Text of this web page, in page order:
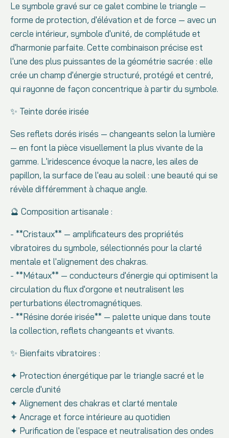
Le symbole gravé sur ce galet combine le triangle —
forme de protection, d'élévation et de force — avec un
cercle intérieur, symbole d'unité, de complétude et
d'harmonie parfaite. Cette combinaison précise est
l'une des plus puissantes de la géométrie sacrée : elle
crée un champ d'énergie structuré, protégé et centré,
qui rayonne de façon concentrique à partir du symbole.
✨ Teinte dorée irisée
Ses reflets dorés irisés — changeants selon la lumière
— en font la pièce visuellement la plus vivante de la
gamme. L'iridescence évoque la nacre, les ailes de
papillon, la surface de l'eau au soleil : une beauté qui se
révèle différemment à chaque angle.
🔮 Composition artisanale :
- **Cristaux** — amplificateurs des propriétés
vibratoires du symbole, sélectionnés pour la clarté
mentale et l'alignement des chakras.
- **Métaux** — conducteurs d'énergie qui optimisent la
circulation du flux d'orgone et neutralisent les
perturbations électromagnétiques.
- **Résine dorée irisée** — palette unique dans toute
la collection, reflets changeants et vivants.
✨ Bienfaits vibratoires :
✦ Protection énergétique par le triangle sacré et le
cercle d'unité
✦ Alignement des chakras et clarté mentale
✦ Ancrage et force intérieure au quotidien
✦ Purification de l'espace et neutralisation des ondes